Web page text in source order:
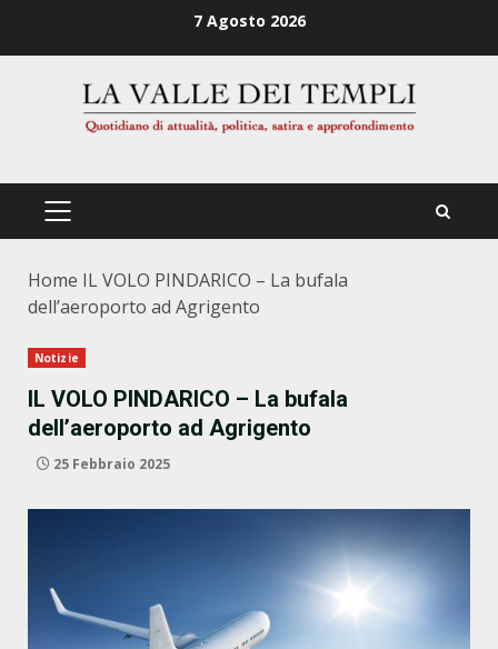
7 Agosto 2026
PRIMÄRES
Home IL VOLO PINDARICO – La bufala
dell’aeroporto ad Agrigento
Notizie
IL VOLO PINDARICO – La bufala
dell’aeroporto ad Agrigento
25 Febbraio 2025